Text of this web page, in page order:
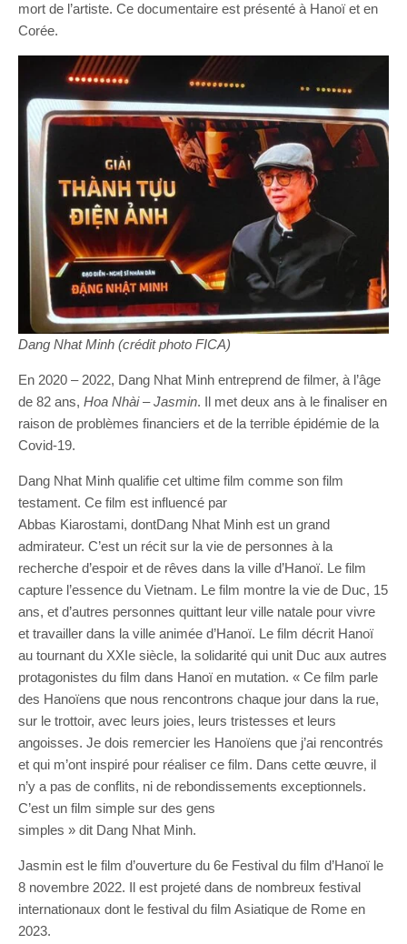
mort de l’artiste. Ce documentaire est présenté à Hanoï et en
Corée.
Dang Nhat Minh (crédit photo FICA)
En 2020 – 2022, Dang Nhat Minh entreprend de filmer, à l’âge
de 82 ans, Hoa Nhài–Jasmin. Il met deux ans à le finaliser en
raison de problèmes financiers et de la terrible épidémie de la
Covid-19.
Dang Nhat Minh qualifie cet ultime film comme son film
testament. Ce film est influencé par
Abbas Kiarostami, dontDang Nhat Minh est un grand
admirateur. C’est un récit sur la vie de personnes à la
recherche d’espoir et de rêves dans la ville d’Hanoï. Le film
capture l’essence du Vietnam. Le film montre la vie de Duc, 15
ans, et d’autres personnes quittant leur ville natale pour vivre
et travailler dans la ville animée d’Hanoï. Le film décrit Hanoï
au tournant du XXIe siècle, la solidarité qui unit Duc aux autres
protagonistes du film dans Hanoï en mutation. « Ce film parle
des Hanoïens que nous rencontrons chaque jour dans la rue,
sur le trottoir, avec leurs joies, leurs tristesses et leurs
angoisses. Je dois remercier les Hanoïens que j’ai rencontrés
et qui m’ont inspiré pour réaliser ce film. Dans cette œuvre, il
n’y a pas de conflits, ni de rebondissements exceptionnels.
C’est un film simple sur des gens
simples » dit Dang Nhat Minh.
Jasmin est le film d’ouverture du 6e Festival du film d’Hanoï le
8 novembre 2022. Il est projeté dans de nombreux festival
internationaux dont le festival du film Asiatique de Rome en
2023.